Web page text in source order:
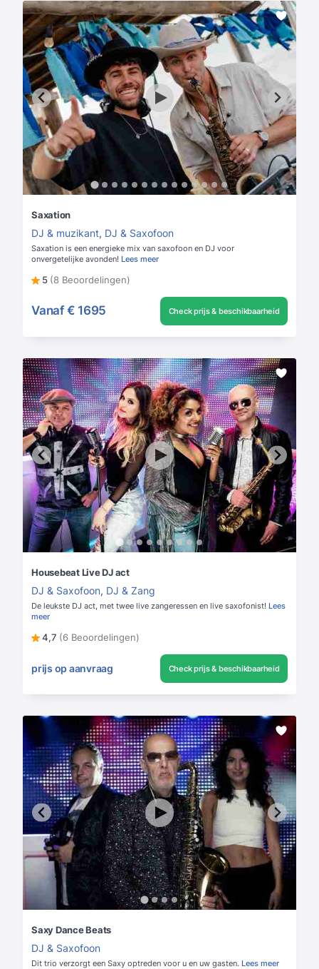
Saxation
DJ & muzikant, DJ & Saxofoon
Saxation is een energieke mix van saxofoon en DJ voor
onvergetelijke avonden! Lees meer
5 (8 Beoordelingen)
Vanaf € 1695 Check prijs & beschikbaarheid
Housebeat Live DJ act
DJ & Saxofoon, DJ & Zang
De leukste DJ act, met twee live zangeressen en live saxofonist! Lees
meer
4,7 (6 Beoordelingen)
prijs op aanvraag Check prijs & beschikbaarheid
Saxy Dance Beats
DJ & Saxofoon
Dit trio verzorgt een Saxy optreden voor u en uw gasten. Lees meer